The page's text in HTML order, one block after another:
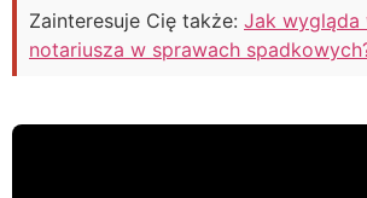
Zainteresuje Cię także: Jak wygląda
notariusza w sprawach